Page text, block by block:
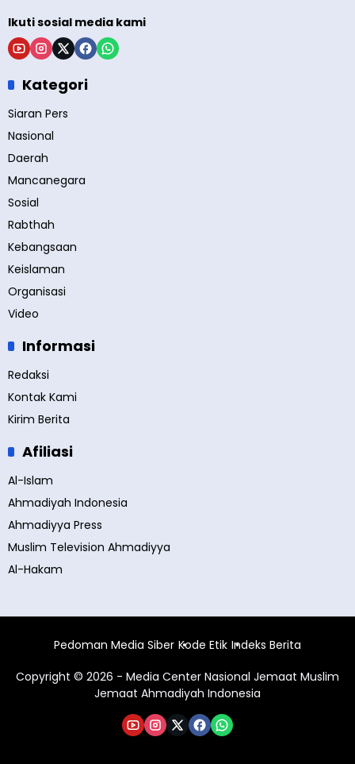
Ikuti sosial media kami
Kategori
Siaran Pers
Nasional
Daerah
Mancanegara
Sosial
Rabthah
Kebangsaan
Keislaman
Organisasi
Video
Informasi
Redaksi
Kontak Kami
Kirim Berita
Afiliasi
Al-Islam
Ahmadiyah Indonesia
Ahmadiyya Press
Muslim Television Ahmadiyya
Al-Hakam
Pedoman Media Siber Kode Etik Indeks Berita
Copyright © 2026 - Media Center Nasional Jemaat Muslim
Jemaat Ahmadiyah Indonesia